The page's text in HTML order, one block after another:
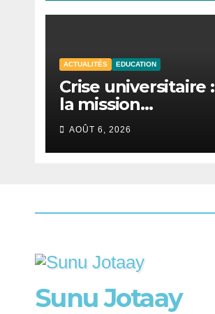
ACTUALITÉS EDUCATION
Crise universitaire :
la mission
d’information
auditionne le
ministre Boubacar
AOÛT 6, 2026
Sunu Jotaay